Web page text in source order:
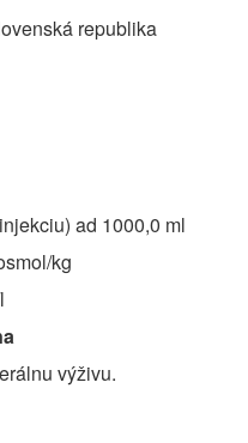
republika
ad 1000,0 ml
kg
výživu.